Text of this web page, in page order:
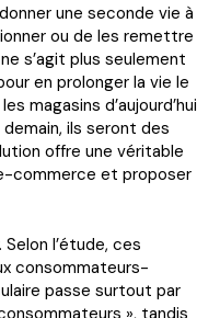
une seconde vie à
ou de les remettre
s’agit plus seulement
en prolonger la vie le
magasins d’aujourd’hui
ils seront des
offre une véritable
commerce et proposer
l’étude, ces
consommateurs-
passe surtout par
», tandis